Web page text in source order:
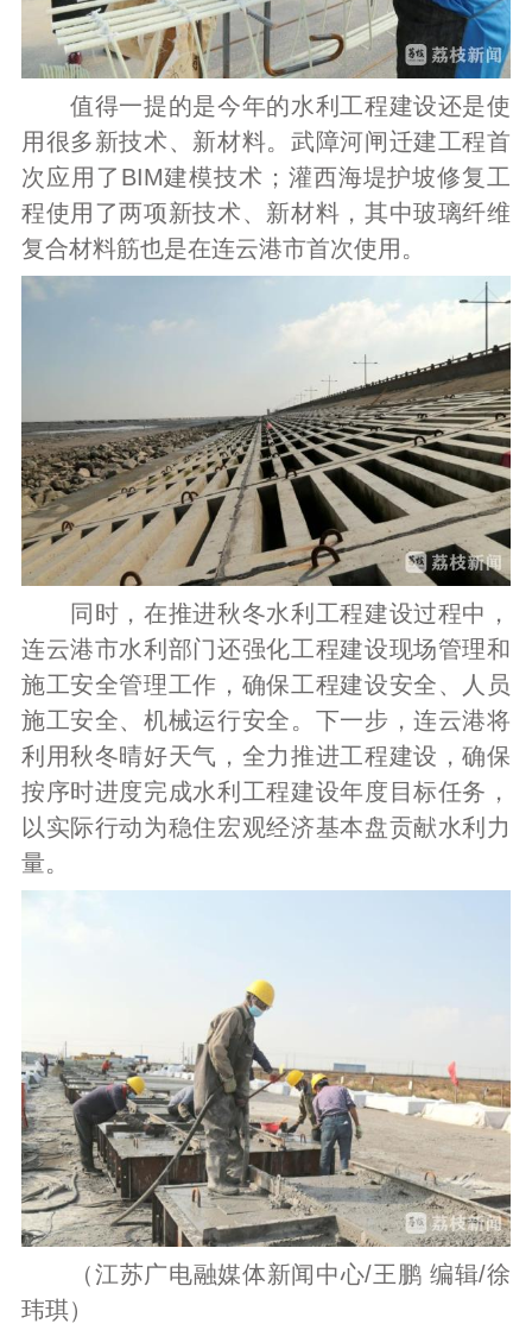
值得一提的是今年的水利工程建设还是使
用很多新技术、新材料。武障河闸迁建工程首
次应用了BIM建模技术；灌西海堤护坡修复工
程使用了两项新技术、新材料，其中玻璃纤维
复合材料筋也是在连云港市首次使用。
同时，在推进秋冬水利工程建设过程中，
连云港市水利部门还强化工程建设现场管理和
施工安全管理工作，确保工程建设安全、人员
施工安全、机械运行安全。下一步，连云港将
利用秋冬晴好天气，全力推进工程建设，确保
按序时进度完成水利工程建设年度目标任务，
以实际行动为稳住宏观经济基本盘贡献水利力
量。
（江苏广电融媒体新闻中心/王鹏 编辑/徐
玮琪）